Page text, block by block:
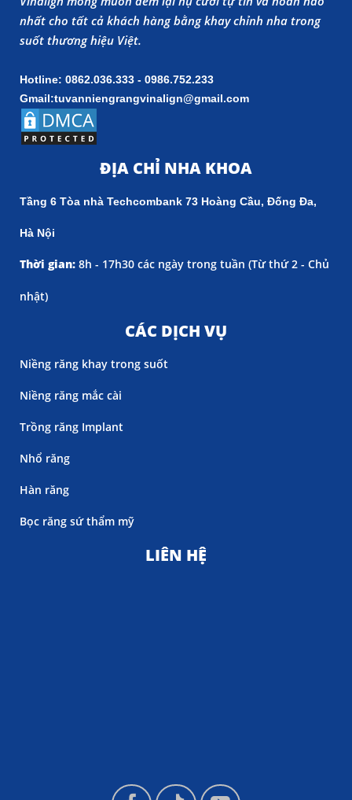
nhất cho tất cả khách hàng bằng khay chỉnh nha trong
suốt thương hiệu Việt.
Hotline: 0862.036.333 - 0986.752.233
Gmail:tuvanniengrangvinalign@gmail.com
ĐỊA CHỈ NHA KHOA
Tầng 6 Tòa nhà Techcombank 73 Hoàng Cầu, Đống Đa,
Hà Nội
Thời gian: 8h - 17h30 các ngày trong tuần (Từ thứ 2 - Chủ
nhật)
CÁC DỊCH VỤ
Niềng răng khay trong suốt
Niềng răng mắc cài
Trồng răng Implant
Nhổ răng
Hàn răng
Bọc răng sứ thẩm mỹ
LIÊN HỆ